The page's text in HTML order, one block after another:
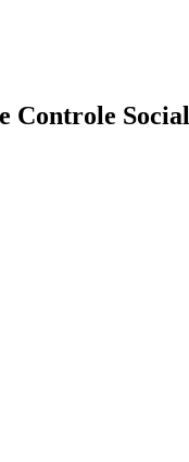
Controle Social